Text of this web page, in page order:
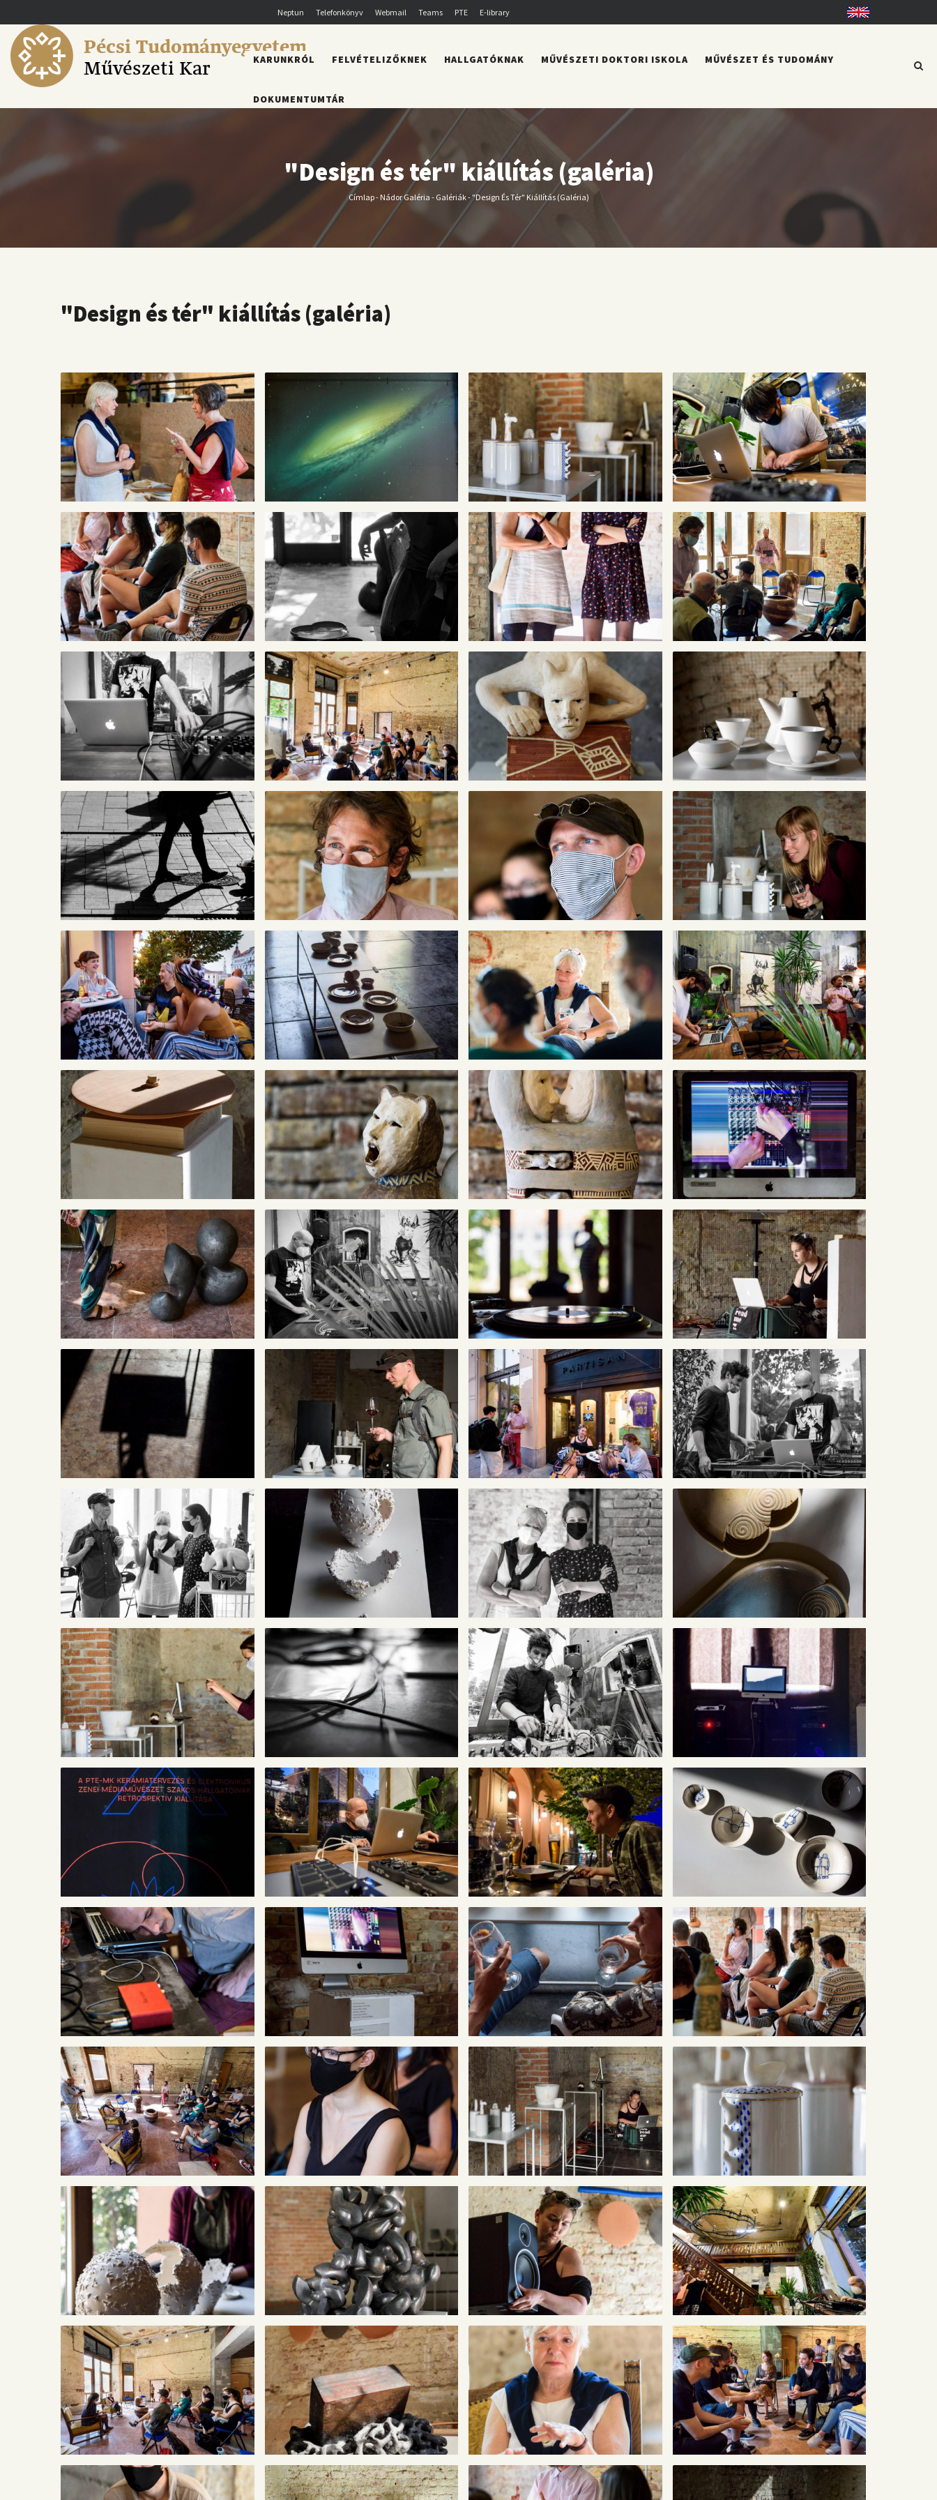
a
tartalomra
Neptun Telefonkönyv Webmail Teams PTE E-library English
Pécsi Tudományegyetem
Művészeti Kar
FŐMENÜ
KARUNKRÓL FELVÉTELIZŐKNEK HALLGATÓKNAK MŰVÉSZETI DOKTORI ISKOLA MŰVÉSZET ÉS TUDOMÁNY
DOKUMENTUMTÁR
"Design és tér" kiállítás (galéria)
Morzsa
Címlap- Nádor Galéria - Galériák-"Design És Tér" Kiállítás (galéria)
"Design és tér" kiállítás (galéria)